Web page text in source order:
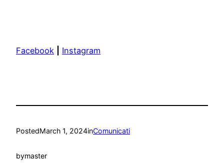
Facebook Instagram
PostedMarch 1, 2024inComunicati
bymaster